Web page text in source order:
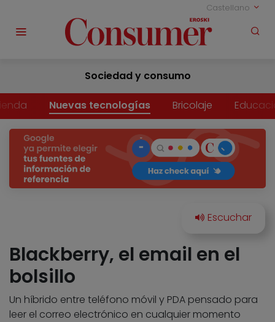
Castellano
Sociedad y consumo
Nuevas tecnologías Bricolaje
Blackberry, el email en el
bolsillo
Un híbrido entre teléfono móvil y PDA pensado para
leer el correo electrónico en cualquier momento